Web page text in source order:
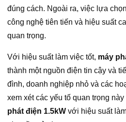
đúng cách. Ngoài ra, việc lựa
công nghệ tiên tiến và hiệu suất
quan trọng.
Với hiệu suất làm việc tốt, máy
thành một nguồn điện tin cậy và
đình, doanh nghiệp nhỏ và các
xem xét các yếu tố quan trọng
phát điện 1.5kW với hiệu suất